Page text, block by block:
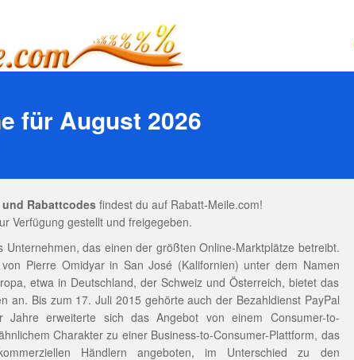
für August 2026
Rabattcodes findest du auf Rabatt-Meile.com!
Verfügung gestellt und freigegeben.
Unternehmen, das einen der größten Online-Marktplätze betreibt.
Pierre Omidyar in San José (Kalifornien) unter dem Namen
etwa in Deutschland, der Schweiz und Österreich, bietet das
an. Bis zum 17. Juli 2015 gehörte auch der Bezahldienst PayPal
erweiterte sich das Angebot von einem Consumer-to-
Charakter zu einer Business-to-Consumer-Plattform, das
Händlern angeboten, im Unterschied zu den